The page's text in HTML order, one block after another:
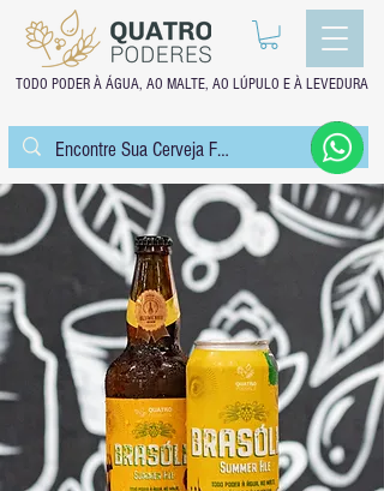
TODO PODER À ÁGUA, AO MALTE, AO LÚPULO E À LEVEDURA